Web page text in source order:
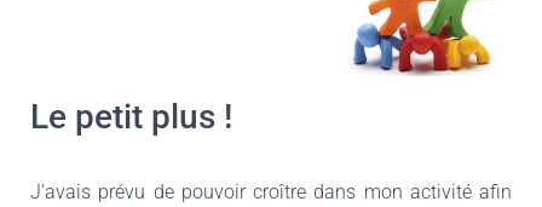
Le petit plus !
J’avais prévu de pouvoir croître dans mon activité afin